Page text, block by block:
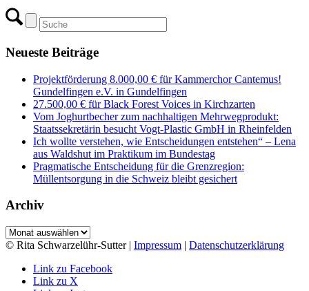
Neueste Beiträge
Projektförderung 8.000,00 € für Kammerchor Cantemus!
Gundelfingen e.V. in Gundelfingen
27.500,00 € für Black Forest Voices in Kirchzarten
Vom Joghurtbecher zum nachhaltigen Mehrwegprodukt:
Staatssekretärin besucht Vogt-Plastic GmbH in Rheinfelden
Ich wollte verstehen, wie Entscheidungen entstehen“ – Lena
aus Waldshut im Praktikum im Bundestag
Pragmatische Entscheidung für die Grenzregion:
Müllentsorgung in die Schweiz bleibt gesichert
Archiv
Archiv
© Rita Schwarzelühr-Sutter | Impressum | Datenschutzerklärung
Link zu Facebook
Link zu X